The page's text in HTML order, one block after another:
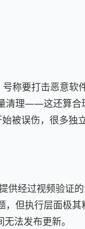
称要打击恶意软
清理——这还算合
被误伤，很多独
供经过视频验证
但执行层面极
法发布更新。